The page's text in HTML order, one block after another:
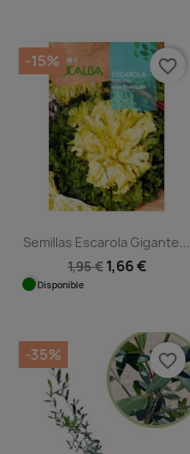
Semillas Escarola Gigante...
1,95 € 1,66 €
Disponible
-15% favorite_border
-35% favorite_border